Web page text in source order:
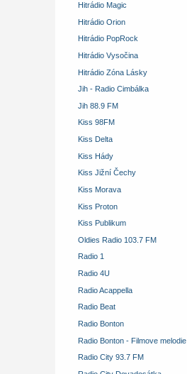
Hitrádio Magic
Hitrádio Orion
Hitrádio PopRock
Hitrádio Vysočina
Hitrádio Zóna Lásky
Jih - Radio Cimbálka
Jih 88.9 FM
Kiss 98FM
Kiss Delta
Kiss Hády
Kiss Jižní Čechy
Kiss Morava
Kiss Proton
Kiss Publikum
Oldies Radio 103.7 FM
Radio 1
Radio 4U
Radio Acappella
Radio Beat
Radio Bonton
Radio Bonton - Filmove melodie
Radio City 93.7 FM